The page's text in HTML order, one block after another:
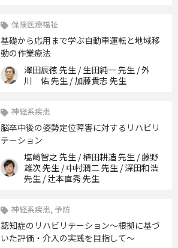
保険医療福祉
基礎から応用まで学ぶ自動車運転と地域移
動の作業療法
澤田辰徳 先生 / 生田純一 先生 / 外
川 佑 先生 / 加藤貴志 先生
神経系疾患
脳卒中後の姿勢定位障害に対するリハビリ
テーション
塩崎智之 先生 / 植田耕造 先生 / 藤野
雄次 先生 / 中村潤二 先生 / 深田和浩
先生 / 辻本直秀 先生
神経系疾患, 予防
認知症のリハビリテーション〜根拠に基づ
いた評価・介入の実践を目指して〜